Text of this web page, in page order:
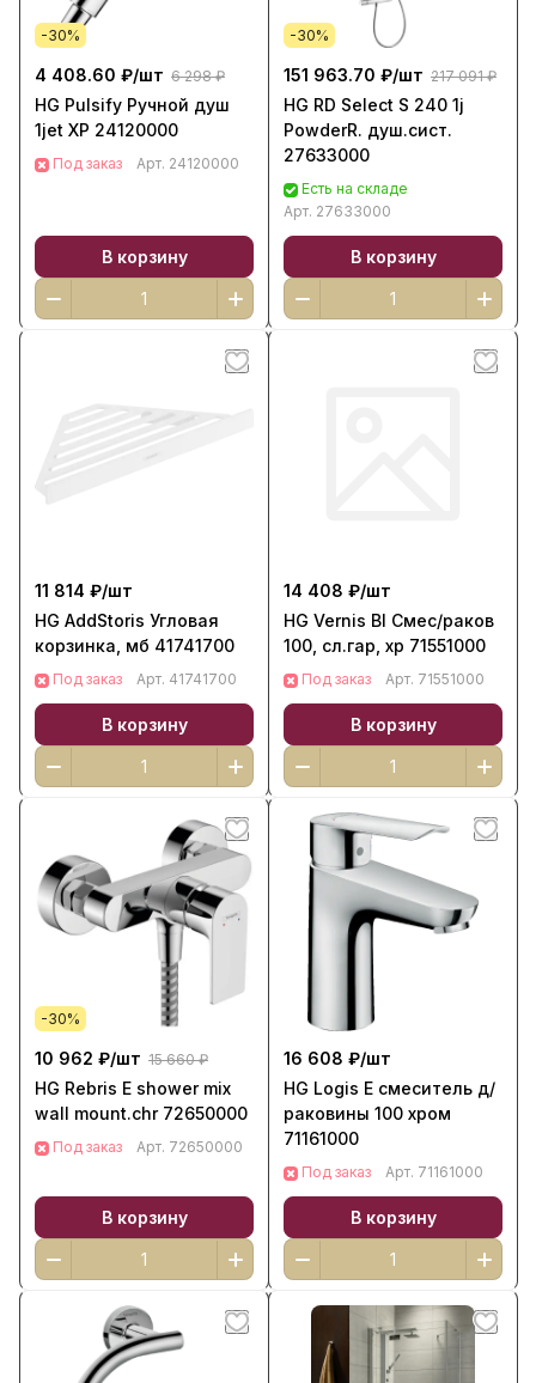
-30%
4 408.60 ₽/шт 6 298 ₽
HG Pulsify Ручной душ
1jet ХР 24120000
Под заказ Арт. 24120000
В корзину
-30%
151 963.70 ₽/шт 217 091 ₽
HG RD Select S 240 1j
PowderR. душ.сист.
27633000
Есть на складе
Арт. 27633000
В корзину
11 814 ₽/шт
HG AddStoris Угловая
корзинка, мб 41741700
Под заказ Арт. 41741700
В корзину
14 408 ₽/шт
HG Vernis Bl Смес/раков
100, сл.гар, хр 71551000
Под заказ Арт. 71551000
В корзину
-30%
10 962 ₽/шт 15 660 ₽
HG Rebris E shower mix
wall mount.chr 72650000
Под заказ Арт. 72650000
В корзину
16 608 ₽/шт
HG Logis E смеситель д/
раковины 100 хром
71161000
Под заказ Арт. 71161000
В корзину